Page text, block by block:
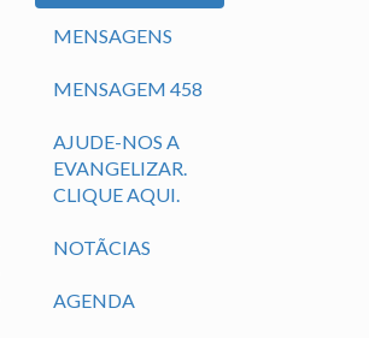
MENSAGENS
MENSAGEM 458
AJUDE-NOS A
EVANGELIZAR.
CLIQUE AQUI.
NOTÃ­CIAS
AGENDA